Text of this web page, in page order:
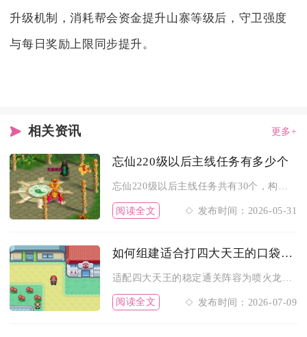
升级机制，消耗帮会资金提升山寨等级后，守卫强度
与每日奖励上限同步提升。
相关资讯 更多+
忘仙220级以后主线任务有多少个
阅读全文 发布时间：2026-05-31
如何组建适合打四大天王的口袋妖怪火红阵容
阅读全文 发布时间：2026-07-09